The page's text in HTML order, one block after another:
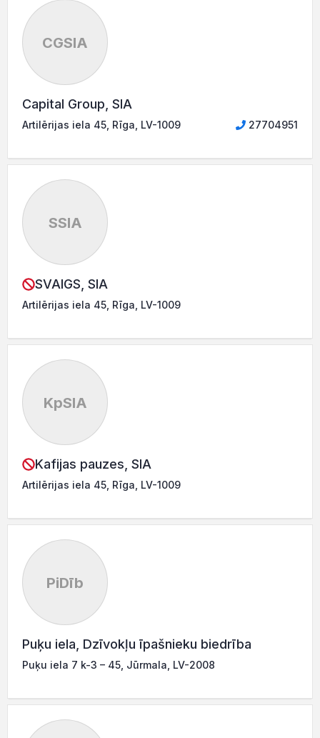
CGSIA
Capital Group, SIA
Artilērijas iela 45, Rīga, LV-1009 27704951
SSIA
SVAIGS, SIA
Artilērijas iela 45, Rīga, LV-1009
KpSIA
Kafijas pauzes, SIA
Artilērijas iela 45, Rīga, LV-1009
PiDīb
Puķu iela, Dzīvokļu īpašnieku biedrība
Puķu iela 7 k-3 – 45, Jūrmala, LV-2008